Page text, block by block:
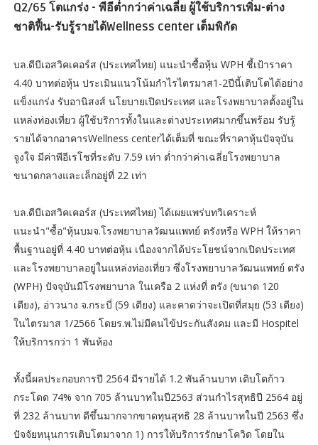
Q2/65 โตแกร่ง - พีอีต่ำกว่าค่าเฉลี่ย ผู้ใช้บริการเพิ่ม-ต่าง
ชาติฟื้น-รับรู้รายได้Wellness center เต็มพิกัด
บล.ดีบีเอสวิคเคอร์ส (ประเทศไทย) แนะนำซื้อหุ้น WPH ชี้เป้าราคา
4.40 บาทต่อหุ้น ประเมินแนวโน้มกำไรไตรมาส1-2ปีนี้เติบโตได้อย่าง
แข็งแกร่ง รับอานิสงส์ นโยบายเปิดประเทศ และโรงพยาบาลตั้งอยู่ใน
แหล่งท่องเที่ยว ผู้ใช้บริการทั้งในและต่างประเทศมากขึ้นพร้อม รับรู้
รายได้จากอาคารWellness centerได้เต็มที่ ขณะที่ราคาหุ้นปัจจุบัน
จูงใจ มีค่าพีอีเรโชที่ระดับ 7.59 เท่า ต่ำกว่าค่าเฉลี่ยโรงพยาบาล
ขนาดกลางและเล็กอยู่ที่ 22 เท่า
บล.ดีบีเอสวิคเคอร์ส (ประเทศไทย) ได้เผยแพร่บทวิเคราะห์
แนะนำ"ซื้อ"หุ้นบมจ.โรงพยาบาลวัฒนแพทย์ ตรังหรือ WPH ให้ราคา
พื้นฐานอยู่ที่ 4.40 บาทต่อหุ้น เนื่องจากได้ประโยชน์จากเปิดประเทศ
และโรงพยาบาลอยู่ในแหล่งท่องเที่ยว ซึ่งโรงพยาบาลวัฒนแพทย์ ตรัง
(WPH) ปัจจุบันมีโรงพยาบาล ในเครือ 2 แห่งที่ ตรัง (ขนาด 120
เตียง), อ่าวนาง จ.กระบี่ (59 เตียง) และคาดว่าจะเปิดที่สมุย (53 เตียง)
ในไตรมาส 1/2566 โดยร.พ.ไม่มีคนไข้ประกันสังคม และมี Hospitel
ให้บริการกว่า 1 พันห้อง
ทั้งนี้ผลประกอบการปี 2564 มีรายได้ 1.2 พันล้านบาท เติบโตก้าว
กระโดด 74% จาก 705 ล้านบาทในปี2563 ส่วนกำไรสุทธิปี 2564 อยู่
ที่ 232 ล้านบาท ดีขึ้นมากจากขาดทุนสุทธิ 28 ล้านบาทในปี 2563 ซึ่ง
ปัจจัยหนุนการเติบโตมาจาก 1) การให้บริการรักษาโควิด โดยใน